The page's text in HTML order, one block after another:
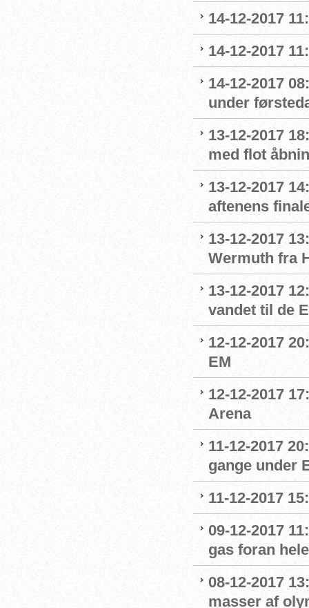
14-12-2017
14-12-2017
14-12-2017
under
13-12-2017
med flot
13-12-2017
aftenens
13-12-2017
Wermuth fra
13-12-2017
vandet til de
12-12-2017
EM
12-12-2017
Arena
11-12-2017
gange under
11-12-2017
09-12-2017
gas foran
08-12-2017
masser af